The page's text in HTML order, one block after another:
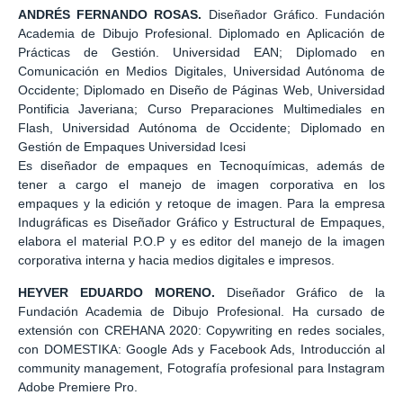
ANDRÉS FERNANDO ROSAS. Diseñador Gráfico. Fundación
Academia de Dibujo Profesional. Diplomado en Aplicación de
Prácticas de Gestión. Universidad EAN; Diplomado en
Comunicación en Medios Digitales, Universidad Autónoma de
Occidente; Diplomado en Diseño de Páginas Web, Universidad
Pontificia Javeriana; Curso Preparaciones Multimediales en
Flash, Universidad Autónoma de Occidente; Diplomado en
Gestión de Empaques Universidad Icesi
Es diseñador de empaques en Tecnoquímicas, además de
tener a cargo el manejo de imagen corporativa en los
empaques y la edición y retoque de imagen. Para la empresa
Indugráficas es Diseñador Gráfico y Estructural de Empaques,
elabora el material P.O.P y es editor del manejo de la imagen
corporativa interna y hacia medios digitales e impresos.
HEYVER EDUARDO MORENO. Diseñador Gráfico de la
Fundación Academia de Dibujo Profesional. Ha cursado de
extensión con CREHANA 2020: Copywriting en redes sociales,
con DOMESTIKA: Google Ads y Facebook Ads, Introducción al
community management, Fotografía profesional para Instagram
Adobe Premiere Pro.